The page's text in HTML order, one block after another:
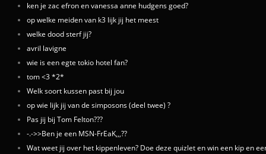
ken je zac efron en vanessa anne hudgens goed?
op welke meiden van k3 lijk jij het meest
welke dood sterf jij?
avril lavigne
wie is een egte tokio hotel fan?
tom <3 *2*
Welk soort kussen past bij jou
op wie lijk jij van de simposons (deel twee) ?
Pas jij bij Tom Felton???
-.->>Ben je een MSN-FrEaK,,,??
Wat weet jij over het kippenleven? Doe deze quizlet en win een kip en